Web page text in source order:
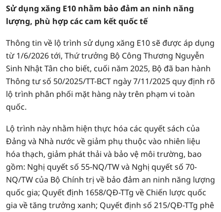
Sử dụng xăng E10 nhằm bảo đảm an ninh năng
lượng, phù hợp các cam kết quốc tế
Thông tin về lộ trình sử dụng xăng E10 sẽ được áp dụng
từ 1/6/2026 tới, Thứ trưởng Bộ Công Thương Nguyễn
Sinh Nhật Tân cho biết, cuối năm 2025, Bộ đã ban hành
Thông tư số 50/2025/TT-BCT ngày 7/11/2025 quy định rõ
lộ trình phân phối mặt hàng này trên phạm vi toàn
quốc.
Lộ trình này nhằm hiện thực hóa các quyết sách của
Đảng và Nhà nước về giảm phụ thuộc vào nhiên liệu
hóa thạch, giảm phát thải và bảo vệ môi trường, bao
gồm: Nghị quyết số 55-NQ/TW và Nghị quyết số 70-
NQ/TW của Bộ Chính trị về bảo đảm an ninh năng lượng
quốc gia; Quyết định 1658/QĐ-TTg về Chiến lược quốc
gia về tăng trưởng xanh; Quyết định số 215/QĐ-TTg phê